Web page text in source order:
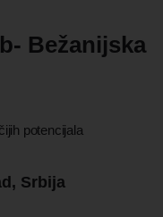
Bežanijska
potencijala
Srbija